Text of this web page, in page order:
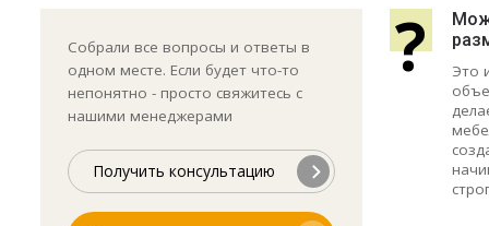
Собрали все вопросы и ответы в
одном месте. Если будет что-то
непонятно - просто свяжитесь с
нашими менеджерами
Получить консультацию
?
Это